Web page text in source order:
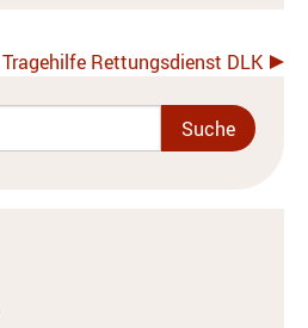
Tragehilfe Rettungsdienst DLK